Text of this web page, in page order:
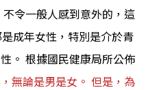
令一般人感到意外的，這
成年女性，特別是介於青
。 根據國民健康局所公佈
無論是男是女。 但是，為